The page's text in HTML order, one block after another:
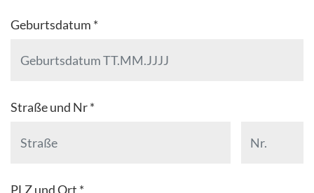
Geburtsdatum *
Straße und Nr *
PLZ und Ort *